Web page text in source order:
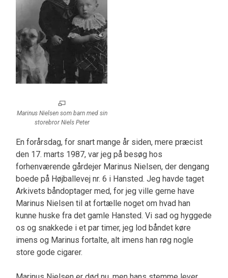
Marinus Nielsen som barn med sin
storebror Niels Peter
En forårsdag, for snart mange år siden, mere præcist
den 17. marts 1987, var jeg på besøg hos
forhenværende gårdejer Marinus Nielsen, der dengang
boede på Højballevej nr. 6 i Hansted. Jeg havde taget
Arkivets båndoptager med, for jeg ville gerne have
Marinus Nielsen til at fortælle noget om hvad han
kunne huske fra det gamle Hansted. Vi sad og hyggede
os og snakkede i et par timer, jeg lod båndet køre
imens og Marinus fortalte, alt imens han røg nogle
store gode cigarer.